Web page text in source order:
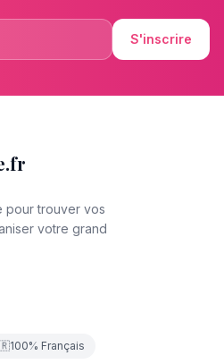
S'inscrire
pour trouver vos
votre grand
100% Français